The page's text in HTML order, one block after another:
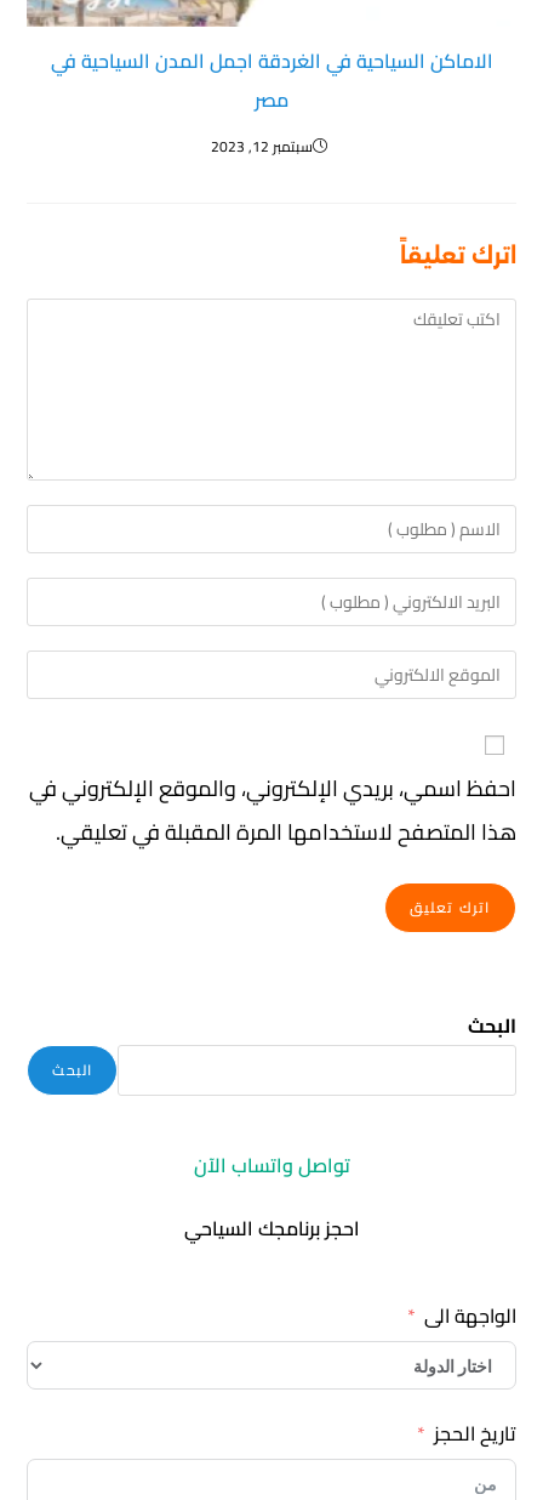
الاماكن السياحية في الغردقة اجمل المدن السياحية في
مصر
سبتمبر 12, 2023
اترك تعليقاً
احفظ اسمي، بريدي الإلكتروني، والموقع الإلكتروني في
هذا المتصفح لاستخدامها المرة المقبلة في تعليقي.
البحث
البحث
تواصل واتساب الآن
احجز برنامجك السياحي
الواجهة الى
تاريخ الحجز